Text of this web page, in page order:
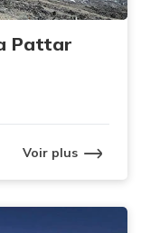
Pattar
Voir plus